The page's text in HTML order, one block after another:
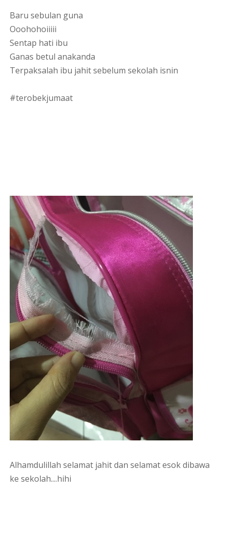
Baru sebulan guna
Ooohohoiiiii
Sentap hati ibu
Ganas betul anakanda
Terpaksalah ibu jahit sebelum sekolah isnin
#terobekjumaat
Alhamdulillah selamat jahit dan selamat esok dibawa
ke sekolah....hihi